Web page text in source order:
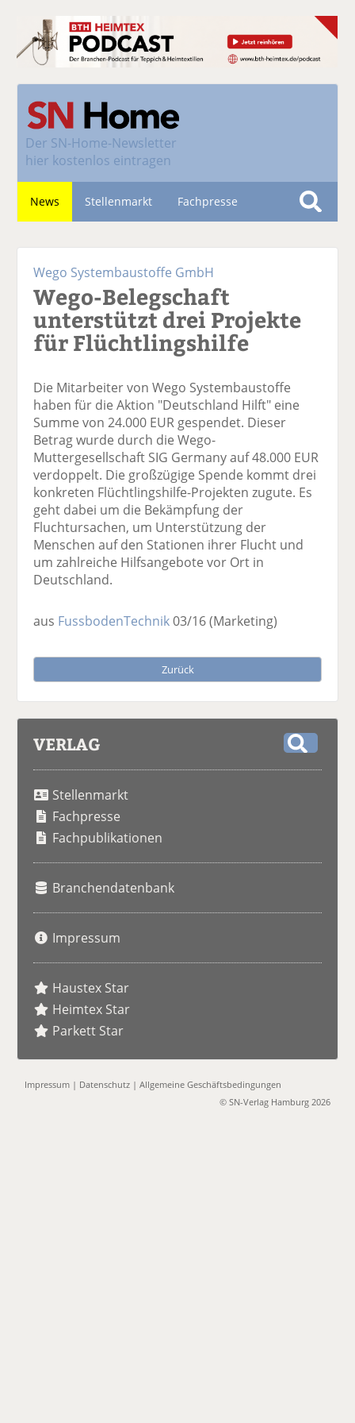
Der SN-Home-Newsletter
hier kostenlos eintragen
News Stellenmarkt Fachpresse
S
Wego Systembaustoffe GmbH
Wego-Belegschaft
unterstützt drei Projekte
für Flüchtlingshilfe
Die Mitarbeiter von Wego Systembaustoffe
haben für die Aktion "Deutschland Hilft" eine
Summe von 24.000 EUR gespendet. Dieser
Betrag wurde durch die Wego-
Muttergesellschaft SIG Germany auf 48.000 EUR
verdoppelt. Die großzügige Spende kommt drei
konkreten Flüchtlingshilfe-Projekten zugute. Es
geht dabei um die Bekämpfung der
Fluchtursachen, um Unterstützung der
Menschen auf den Stationen ihrer Flucht und
um zahlreiche Hilfsangebote vor Ort in
Deutschland.
aus FussbodenTechnik03/16(Marketing)
Zurück
VERLAG
Stellenmarkt
Fachpresse
Fachpublikationen
Branchendatenbank
Impressum
Haustex Star
Heimtex Star
Parkett Star
Impressum | Datenschutz |Allgemeine Geschäftsbedingungen
© SN-Verlag Hamburg 2026